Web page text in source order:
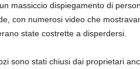
massiccio dispiegamento di
con numerosi video che
state costrette a disperdersi.
sono stati chiusi dai proprietari